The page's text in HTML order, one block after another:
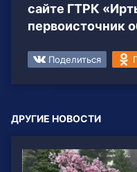
сайте ГТРК
первоисточник
Поделиться
ДРУГИЕ НОВОСТИ